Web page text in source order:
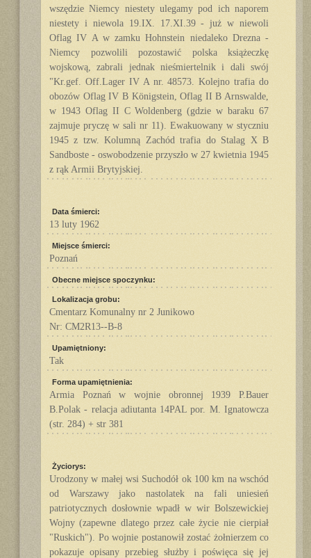
wszędzie Niemcy niestety ulegamy pod ich naporem
niestety i niewola 19.IX. 17.XI.39 - już w niewoli
Oflag IV A w zamku Hohnstein niedaleko Drezna -
Niemcy pozwolili pozostawić polska książeczkę
wojskową, zabrali jednak nieśmiertelnik i dali swój
"Kr.gef. Off.Lager IV A nr. 48573. Kolejno trafia do
obozów Oflag IV B Königstein, Oflag II B Arnswalde,
w 1943 Oflag II C Woldenberg (gdzie w baraku 67
zajmuje pryczę w sali nr 11). Ewakuowany w styczniu
1945 z tzw. Kolumną Zachód trafia do Stalag X B
Sandboste - oswobodzenie przyszło w 27 kwietnia 1945
z rąk Armii Brytyjskiej.
Data śmierci:
13 luty 1962
Miejsce śmierci:
Poznań
Obecne miejsce spoczynku:
Lokalizacja grobu:
Cmentarz Komunalny nr 2 Junikowo
Nr: CM2R13--B-8
Upamiętniony:
Tak
Forma upamiętnienia:
Armia Poznań w wojnie obronnej 1939 P.Bauer
B.Polak - relacja adiutanta 14PAL por. M. Ignatowcza
(str. 284) + str 381
Życiorys:
Urodzony w małej wsi Suchodół ok 100 km na wschód
od Warszawy jako nastolatek na fali uniesień
patriotycznych dosłownie wpadł w wir Bolszewickiej
Wojny (zapewne dlatego przez całe życie nie cierpiał
"Ruskich"). Po wojnie postanowił zostać żołnierzem co
pokazuje opisany przebieg służby i poświęca się jej